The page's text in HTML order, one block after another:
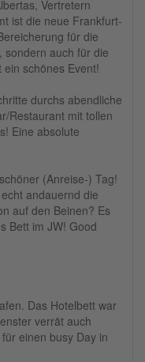
Vertretern
ist die neue Frankfurt-
für die
sondern auch für die
schönes Event!
durchs abendliche
Restaurant mit tollen
Eine absolute
(Anreise-) Tag!
andauernd die
auf den Beinen? Es
Bett im JW! Good
Das Hotelbett war
verrät auch
einen busy Day in